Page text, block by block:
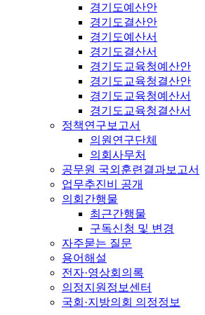
경기도예산안
경기도결산안
경기도예산서
경기도결산서
경기도교육청예산안
경기도교육청결산안
경기도교육청예산서
경기도교육청결산서
정책연구보고서
의원연구단체
의회사무처
공무원 국외훈련결과보고서
업무추진비 공개
의회간행물
최근간행물
구독신청 및 변경
자주묻는 질문
용어해설
전자·영상회의록
의정지원정보센터
국회·지방의회 의정정보